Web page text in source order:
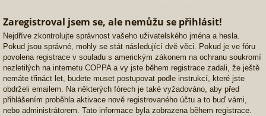
Zaregistroval jsem se, ale nemůžu se přihlásit!
Nejdříve zkontrolujte správnost vašeho uživatelského jména a hesla.
Pokud jsou správné, mohly se stát následující dvě věci. Pokud je ve fóru
povolena registrace v souladu s americkým zákonem na ochranu soukromí
nezletilých na internetu COPPA a vy jste během registrace zadali, že ještě
nemáte třináct let, budete muset postupovat podle instrukcí, které jste
obdrželi emailem. Na některých fórech je také vyžadováno, aby před
přihlášením proběhla aktivace nově registrovaného účtu a to buď vámi,
nebo administrátorem. Tato informace byla zobrazena během registrace.